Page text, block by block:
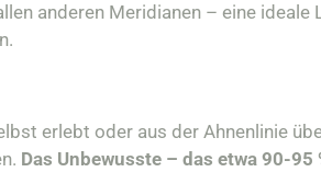
anderen Meridianen – eine ideale
erlebt oder aus der Ahnenlinie
Das Unbewusste – das etwa 90-95